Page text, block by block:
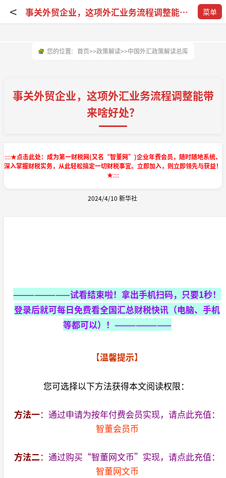
< 事关外贸企业，这项外汇业务流程调整能带来啥好处？ 菜单
您的位置: 首页>>政策解读>>中国外汇政策解读总库
事关外贸企业，这项外汇业务流程调整能带
来啥好处？
::::★点击此处：成为第一财税网(又名“智董网”)企业年费会员，随时随地系统、
深入掌握财税实务，从此轻松搞定一切财税事宜。立即加入，则立即领先与获益！
★::::
2024/4/10 新华社
————————试看结束啦！拿出手机扫码，只要1秒！
登录后就可每日免费看全国汇总财税快讯（电脑、手机
等都可以）！————————
【温馨提示】
您可选择以下方法获得本文阅读权限：
方法一： 通过申请为按年付费会员实现，请点此充值：
智董会员币
方法二： 通过购买“智董网文币”实现，请点此充值：
智董网文币